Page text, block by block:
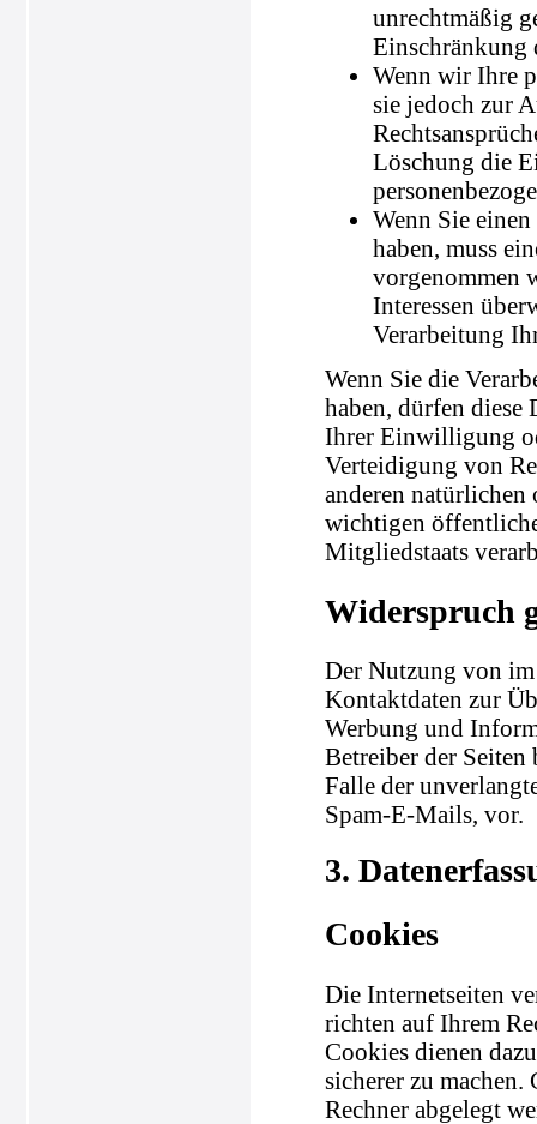
unrechtmäßig
Einschränkung
Wenn wir Ihre
sie jedoch zur
Löschung die
Wenn Sie
haben, muss
vorgenommen
Interessen
Verarbeitung
Wenn Sie die
haben, dürfen diese
Ihrer Einwilligung
Verteidigung von
anderen natürlichen
wichtigen
Mitgliedstaats
Widerspruch
Der Nutzung von
Kontaktdaten zur
Werbung und
Betreiber der
Falle der
Spam-E-Mails, vor.
3.
Cookies
Die Internetseiten
richten auf Ihrem
Cookies dienen
sicherer zu
Rechner abgelegt